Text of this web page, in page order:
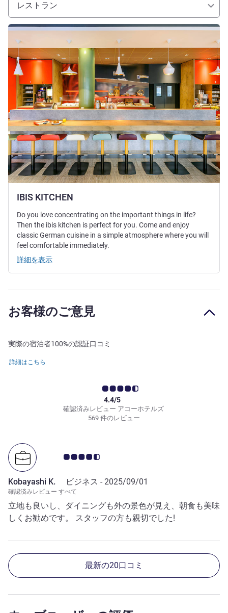
レストラン
IBIS KITCHEN
詳細を表示
Do you love concentrating on the important things in life?
Then the ibis kitchen is perfect for you. Come and enjoy
classic German cuisine in a simple atmosphere where you will
feel comfortable immediately.
詳細を表示
お客様のご意見
実際の宿泊者100%の認証口コミ
詳細はこちら
確認済みレビュー アコーホテルズ
4.4/5
569 件のレビュー
お客さまの声 4.5/5
Kobayashi K. ビジネス - 2025/09/01
確認済みレビュー すべて
立地も良いし、ダイニングも外の景色が見え、朝食も美味
しくお勧めです。 スタッフの方も親切でした!
最新の20口コミ